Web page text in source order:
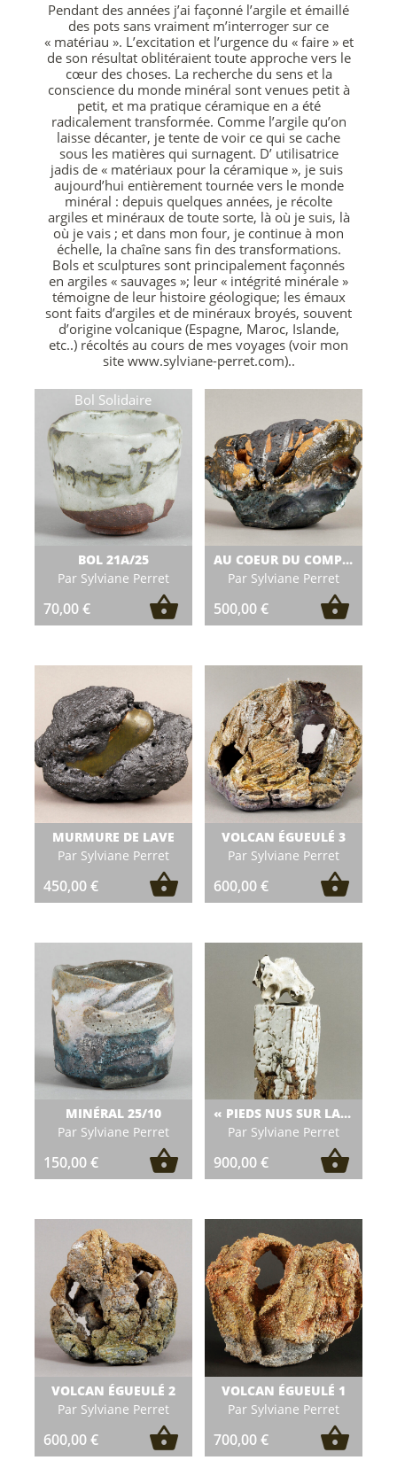
Pendant des années j’ai façonné l’argile et émaillé
des pots sans vraiment m’interroger sur ce
« matériau ». L’excitation et l’urgence du « faire » et
de son résultat oblitéraient toute approche vers le
cœur des choses. La recherche du sens et la
conscience du monde minéral sont venues petit à
petit, et ma pratique céramique en a été
radicalement transformée. Comme l’argile qu’on
laisse décanter, je tente de voir ce qui se cache
sous les matières qui surnagent. D’ utilisatrice
jadis de « matériaux pour la céramique », je suis
aujourd’hui entièrement tournée vers le monde
minéral : depuis quelques années, je récolte
argiles et minéraux de toute sorte, là où je suis, là
où je vais ; et dans mon four, je continue à mon
échelle, la chaîne sans fin des transformations.
Bols et sculptures sont principalement façonnés
en argiles « sauvages »; leur « intégrité minérale »
témoigne de leur histoire géologique; les émaux
sont faits d’argiles et de minéraux broyés, souvent
d’origine volcanique (Espagne, Maroc, Islande,
etc..) récoltés au cours de mes voyages (voir mon
site www.sylviane-perret.com)..
BOL 21A/25
Par Sylviane Perret
70,00€
AU COEUR DU COMPACT
Par Sylviane Perret
500,00€
MURMURE DE LAVE
Par Sylviane Perret
450,00€
VOLCAN ÉGUEULÉ 3
Par Sylviane Perret
600,00€
MINÉRAL 25/10
Par Sylviane Perret
150,00€
« PIEDS NUS SUR LA TERRE SACRÉE »
Par Sylviane Perret
900,00€
VOLCAN ÉGUEULÉ 2
Par Sylviane Perret
600,00€
VOLCAN ÉGUEULÉ 1
Par Sylviane Perret
700,00€